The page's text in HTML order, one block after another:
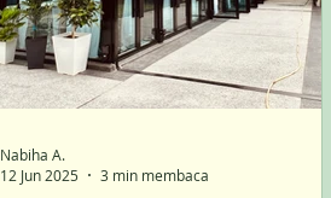
Nabiha A.
12 Jun 2025
3 min membaca